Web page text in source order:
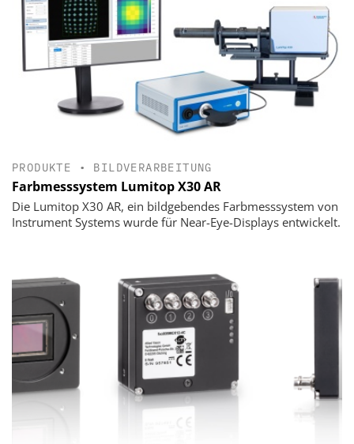
PRODUKTE • BILDVERARBEITUNG
Farbmesssystem Lumitop X30 AR
Die Lumitop X30 AR, ein bildgebendes Farbmesssystem von
Instrument Systems wurde für Near-Eye-Displays entwickelt.